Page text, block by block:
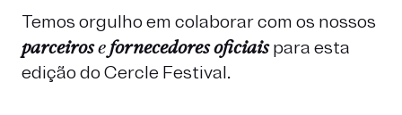
Temos orgulho em colaborar com os nossos
parceirosefornecedores oficiaispara esta
edição do Cercle Festival.